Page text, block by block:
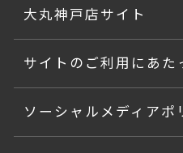
大丸神戸店サイト
サイトのご利用にあた
ソーシャルメディアポ